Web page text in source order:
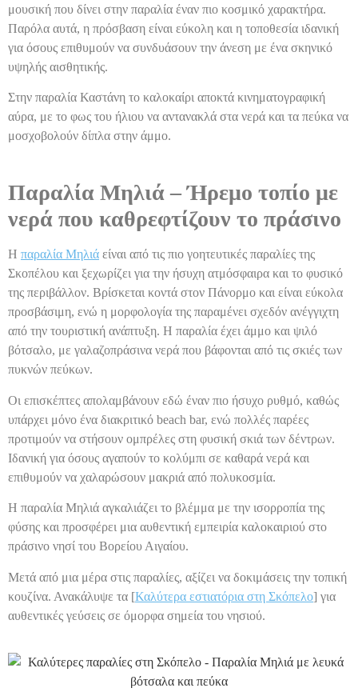
μουσική που δίνει στην παραλία έναν πιο κοσμικό χαρακτήρα.
Παρόλα αυτά, η πρόσβαση είναι εύκολη και η τοποθεσία ιδανική
για όσους επιθυμούν να συνδυάσουν την άνεση με ένα σκηνικό
υψηλής αισθητικής.
Στην παραλία Καστάνη το καλοκαίρι αποκτά κινηματογραφική
αύρα, με το φως του ήλιου να αντανακλά στα νερά και τα πεύκα να
μοσχοβολούν δίπλα στην άμμο.
Παραλία Μηλιά – Ήρεμο τοπίο με
νερά που καθρεφτίζουν το πράσινο
Η παραλία Μηλιά είναι από τις πιο γοητευτικές παραλίες της
Σκοπέλου και ξεχωρίζει για την ήσυχη ατμόσφαιρα και το φυσικό
της περιβάλλον. Βρίσκεται κοντά στον Πάνορμο και είναι εύκολα
προσβάσιμη, ενώ η μορφολογία της παραμένει σχεδόν ανέγγιχτη
από την τουριστική ανάπτυξη. Η παραλία έχει άμμο και ψιλό
βότσαλο, με γαλαζοπράσινα νερά που βάφονται από τις σκιές των
πυκνών πεύκων.
Οι επισκέπτες απολαμβάνουν εδώ έναν πιο ήσυχο ρυθμό, καθώς
υπάρχει μόνο ένα διακριτικό beach bar, ενώ πολλές παρέες
προτιμούν να στήσουν ομπρέλες στη φυσική σκιά των δέντρων.
Ιδανική για όσους αγαπούν το κολύμπι σε καθαρά νερά και
επιθυμούν να χαλαρώσουν μακριά από πολυκοσμία.
Η παραλία Μηλιά αγκαλιάζει το βλέμμα με την ισορροπία της
φύσης και προσφέρει μια αυθεντική εμπειρία καλοκαιριού στο
πράσινο νησί του Βορείου Αιγαίου.
Μετά από μια μέρα στις παραλίες, αξίζει να δοκιμάσεις την τοπική
κουζίνα. Ανακάλυψε τα [Καλύτερα εστιατόρια στη Σκόπελο] για
αυθεντικές γεύσεις σε όμορφα σημεία του νησιού.